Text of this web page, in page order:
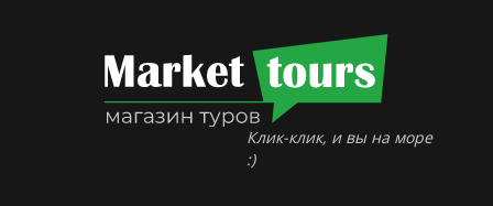
Клик-клик, и вы на море
:)